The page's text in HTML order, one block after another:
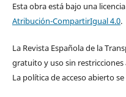
Esta obra está bajo una
Atribución-CompartirIgual 4.0.
La Revista Española de la
gratuito y uso sin
La política de acceso abierto